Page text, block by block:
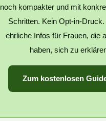
noch kompakter und mit
Schritten. Kein Opt-in-
ehrliche Infos für Frauen, die
haben, sich zu
Zum kostenlosen